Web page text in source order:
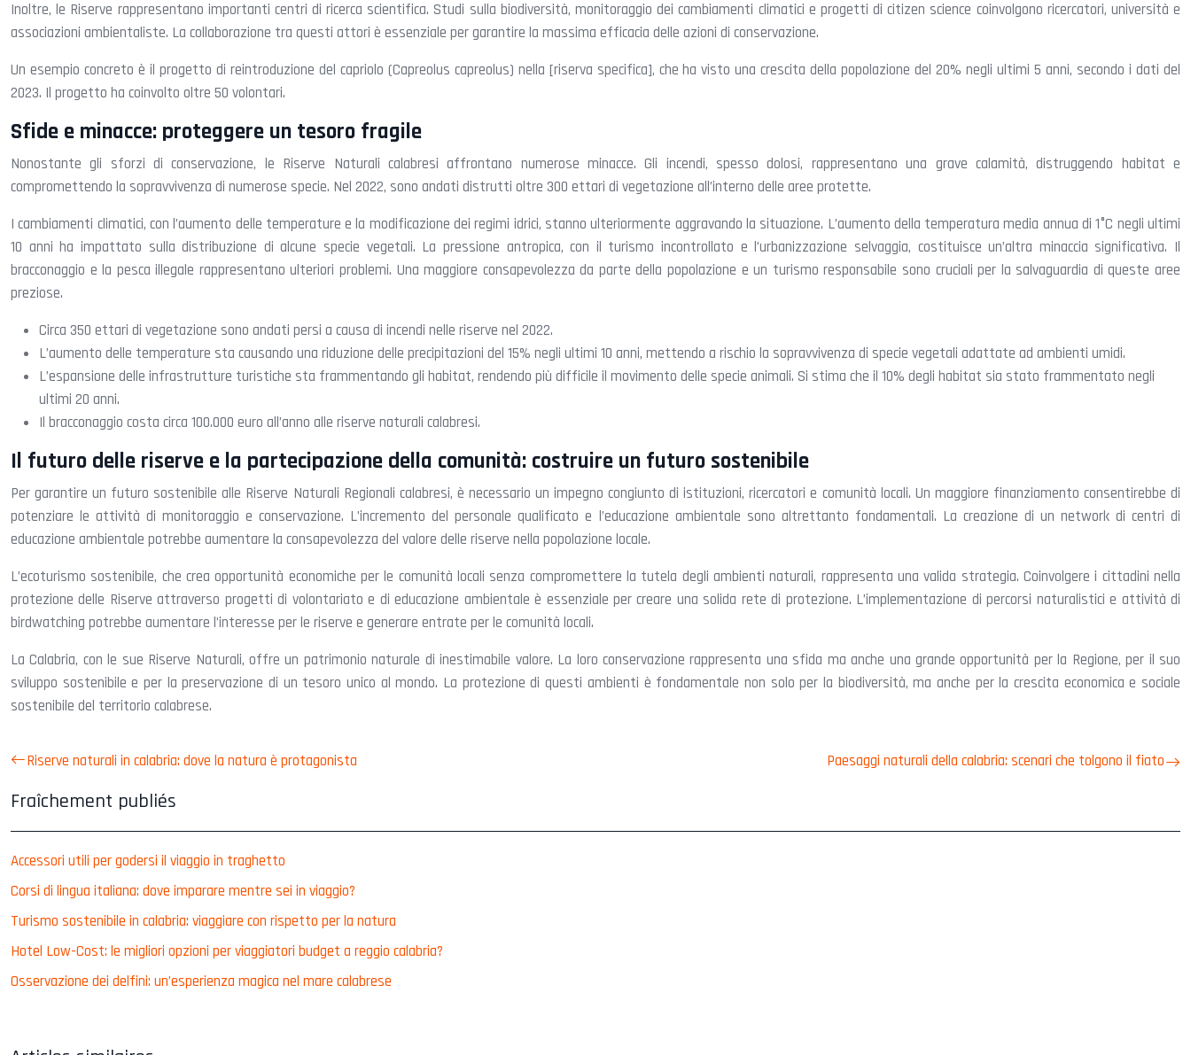
Inoltre, le Riserve rappresentano importanti centri di ricerca scientifica. Studi sulla biodiversità, monitoraggio dei cambiamenti climatici e progetti di citizen science coinvolgono ricercatori, università e
associazioni ambientaliste. La collaborazione tra questi attori è essenziale per garantire la massima efficacia delle azioni di conservazione.
Un esempio concreto è il progetto di reintroduzione del capriolo (Capreolus capreolus) nella [riserva specifica], che ha visto una crescita della popolazione del 20% negli ultimi 5 anni, secondo i dati del
2023. Il progetto ha coinvolto oltre 50 volontari.
Sfide e minacce: proteggere un tesoro fragile
Nonostante gli sforzi di conservazione, le Riserve Naturali calabresi affrontano numerose minacce. Gli incendi, spesso dolosi, rappresentano una grave calamità, distruggendo habitat e
compromettendo la sopravvivenza di numerose specie. Nel 2022, sono andati distrutti oltre 300 ettari di vegetazione all’interno delle aree protette.
I cambiamenti climatici, con l’aumento delle temperature e la modificazione dei regimi idrici, stanno ulteriormente aggravando la situazione. L’aumento della temperatura media annua di 1°C negli ultimi
10 anni ha impattato sulla distribuzione di alcune specie vegetali. La pressione antropica, con il turismo incontrollato e l’urbanizzazione selvaggia, costituisce un’altra minaccia significativa. Il
bracconaggio e la pesca illegale rappresentano ulteriori problemi. Una maggiore consapevolezza da parte della popolazione e un turismo responsabile sono cruciali per la salvaguardia di queste aree
preziose.
Circa 350 ettari di vegetazione sono andati persi a causa di incendi nelle riserve nel 2022.
L’aumento delle temperature sta causando una riduzione delle precipitazioni del 15% negli ultimi 10 anni, mettendo a rischio la sopravvivenza di specie vegetali adattate ad ambienti umidi.
L’espansione delle infrastrutture turistiche sta frammentando gli habitat, rendendo più difficile il movimento delle specie animali. Si stima che il 10% degli habitat sia stato frammentato negli
ultimi 20 anni.
Il bracconaggio costa circa 100.000 euro all’anno alle riserve naturali calabresi.
Il futuro delle riserve e la partecipazione della comunità: costruire un futuro sostenibile
Per garantire un futuro sostenibile alle Riserve Naturali Regionali calabresi, è necessario un impegno congiunto di istituzioni, ricercatori e comunità locali. Un maggiore finanziamento consentirebbe di
potenziare le attività di monitoraggio e conservazione. L’incremento del personale qualificato e l’educazione ambientale sono altrettanto fondamentali. La creazione di un network di centri di
educazione ambientale potrebbe aumentare la consapevolezza del valore delle riserve nella popolazione locale.
L’ecoturismo sostenibile, che crea opportunità economiche per le comunità locali senza compromettere la tutela degli ambienti naturali, rappresenta una valida strategia. Coinvolgere i cittadini nella
protezione delle Riserve attraverso progetti di volontariato e di educazione ambientale è essenziale per creare una solida rete di protezione. L’implementazione di percorsi naturalistici e attività di
birdwatching potrebbe aumentare l’interesse per le riserve e generare entrate per le comunità locali.
La Calabria, con le sue Riserve Naturali, offre un patrimonio naturale di inestimabile valore. La loro conservazione rappresenta una sfida ma anche una grande opportunità per la Regione, per il suo
sviluppo sostenibile e per la preservazione di un tesoro unico al mondo. La protezione di questi ambienti è fondamentale non solo per la biodiversità, ma anche per la crescita economica e sociale
sostenibile del territorio calabrese.
Riserve naturali in calabria: dove la natura è protagonista Paesaggi naturali della calabria: scenari che tolgono il fiato
Fraîchement publiés
Accessori utili per godersi il viaggio in traghetto
Corsi di lingua italiana: dove imparare mentre sei in viaggio?
Turismo sostenibile in calabria: viaggiare con rispetto per la natura
Hotel Low-Cost: le migliori opzioni per viaggiatori budget a reggio calabria?
Osservazione dei delfini: un’esperienza magica nel mare calabrese